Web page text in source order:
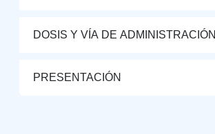
DOSIS Y VÍA DE ADMINISTRACIÓN
PRESENTACIÓN